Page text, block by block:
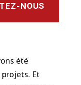
NOUS
été
Et